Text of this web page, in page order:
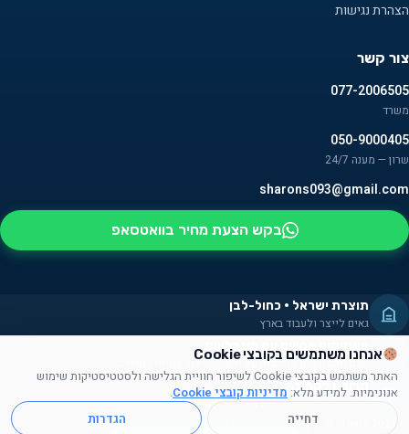
הצהרת נגישות
צור קשר
077-2006505
משרד
050-9000405
שרון — מענה 24/7
sharons093@gmail.com
בקש הצעת מחיר בוואטסאפ
תוצרת ישראל · כחול-לבן
גאים לייצר ולעבוד בארץ
מעסיקים אנשים עם מוגבלויות
חלק מהמוצרים מורכבים על ידם — שילוב אמיתי בקהילה
תרומה לקהילה
תורמים זמן, מוצרים ועזרה לקהילה הישראלית
אנחנו משתמשים בקובצי Cookie
האתר משתמש בקובצי Cookie לשיפור חוויית הגלישה ולסטטיסטיקות שימוש
אנונימיות. למידע מלא: מדיניות קובצי Cookie
.
דחייה
הגדרות